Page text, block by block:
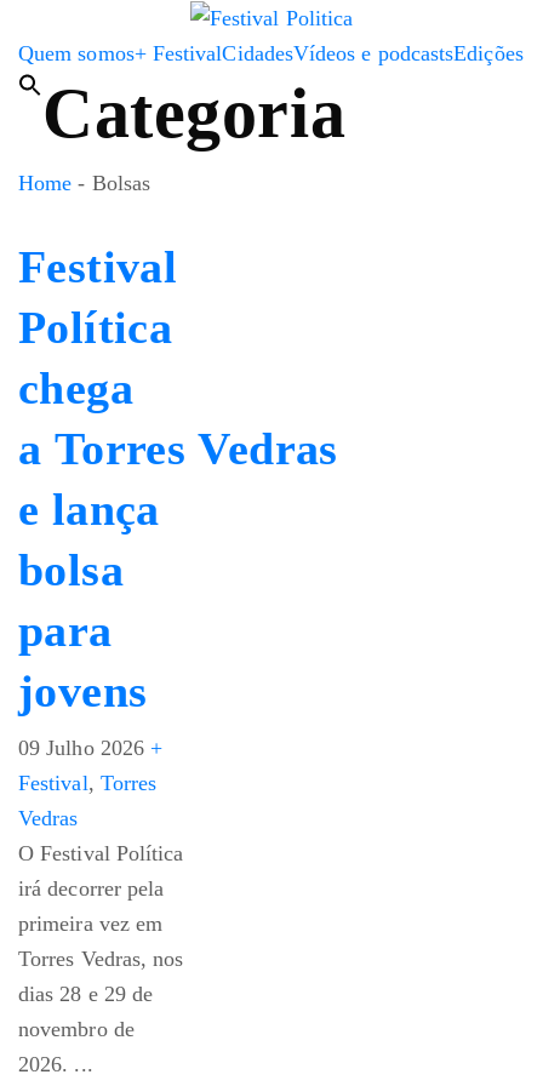
Quem somos+ FestivalCidadesVídeos e podcastsEdições
Categoria
Home - Bolsas
Festival
Política
chega
a Torres Vedras
e lança
bolsa
para
jovens
09 Julho 2026 +
Festival, Torres
Vedras
O Festival Política
irá decorrer pela
primeira vez em
Torres Vedras, nos
dias 28 e 29 de
novembro de
2026. ...